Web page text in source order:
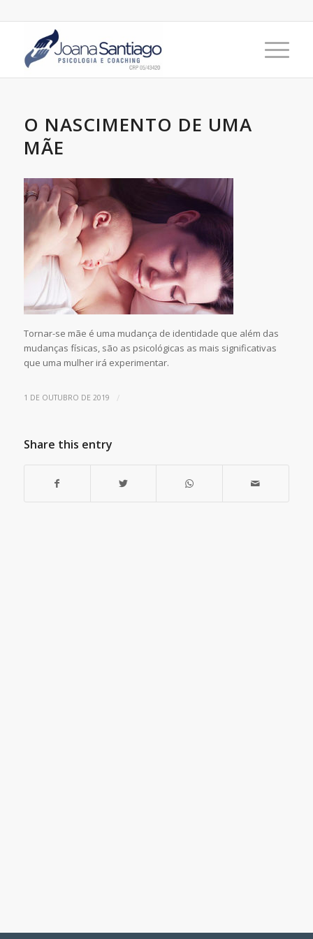
O NASCIMENTO DE UMA
MÃE
Tornar-se mãe é uma mudança de identidade que além das
mudanças físicas, são as psicológicas as mais significativas
que uma mulher irá experimentar.
1 DE OUTUBRO DE 2019 /
Share this entry